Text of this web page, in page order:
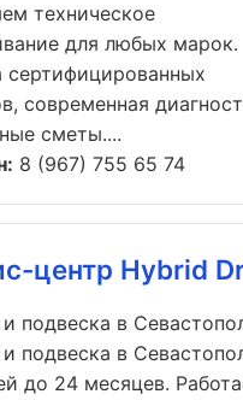
техническое
для любых марок.
сертифицированных
современная
сметы....
8 (967) 755 65 74
центр Hybrid
и подвеска в
и подвеска в
до 24 месяцев.